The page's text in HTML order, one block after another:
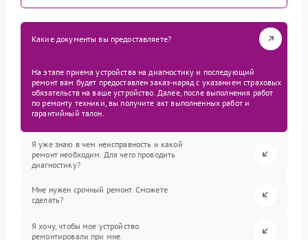
Какие документы вы предоставляете?
На этапе приема устройства на диагностику и последующий
ремонт вам будет предоставлен заказ-наряд с указанием страховых
обязательств на ваше устройство. Далее, после выполнения работ
по ремонту техники, вы получите акт выполненных работ и
гарантийный талон.
Я уже знаю в чем неисправность и какой
ремонт необходим. Для чего проводить
диагностику?
Мне нужен срочный ремонт. Сможете
сделать?
Я хочу, чтобы мое устройство
ремонтировали при мне.